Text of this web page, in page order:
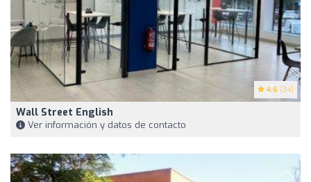
4.6 (34)
Wall Street English
Ver información y datos de contacto